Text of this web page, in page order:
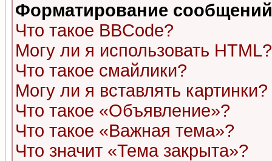
Форматирование
Что такое BBCode?
Могу ли я использовать HTML?
Что такое смайлики?
Могу ли я вставлять картинки?
Что такое «Объявление»?
Что такое «Важная тема»?
Что значит «Тема закрыта»?